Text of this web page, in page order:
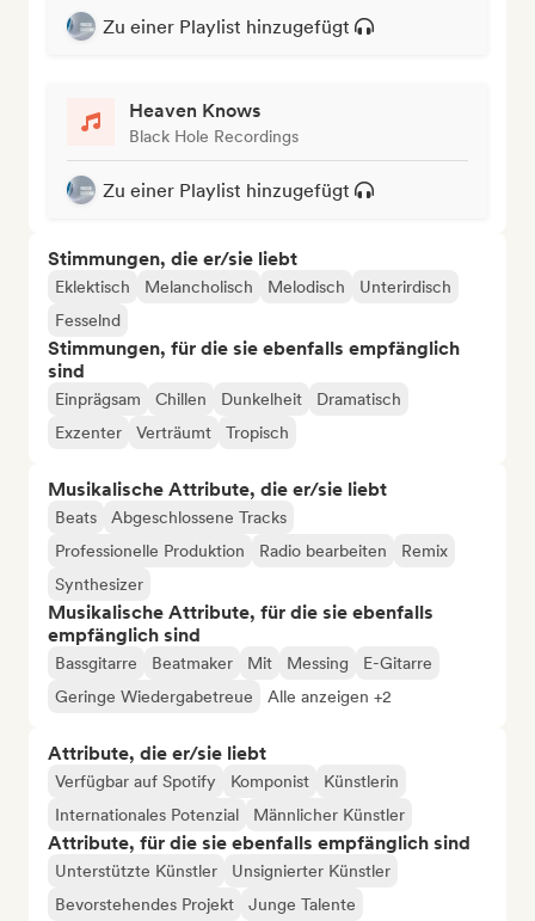
Zu einer Playlist hinzugefügt
Heaven Knows
Black Hole Recordings
Zu einer Playlist hinzugefügt
Stimmungen, die er/sie liebt
Eklektisch Melancholisch Melodisch
Unterirdisch
Fesselnd
Stimmungen, für die sie ebenfalls empfänglich
sind
Einprägsam Chillen Dunkelheit
Dramatisch
Exzenter
Verträumt Tropisch
Musikalische Attribute, die er/sie liebt
Beats
Abgeschlossene Tracks
Professionelle Produktion
Radio bearbeiten
Remix
Synthesizer
Musikalische Attribute, für die sie ebenfalls
empfänglich sind
Bassgitarre Beatmaker Mit Messing
E-Gitarre
Geringe Wiedergabetreue
Alle anzeigen +2
Attribute, die er/sie liebt
Verfügbar auf Spotify Komponist
Künstlerin
Internationales Potenzial
Männlicher Künstler
Attribute, für die sie ebenfalls empfänglich sind
Unterstützte Künstler
Unsignierter Künstler
Bevorstehendes Projekt
Junge Talente